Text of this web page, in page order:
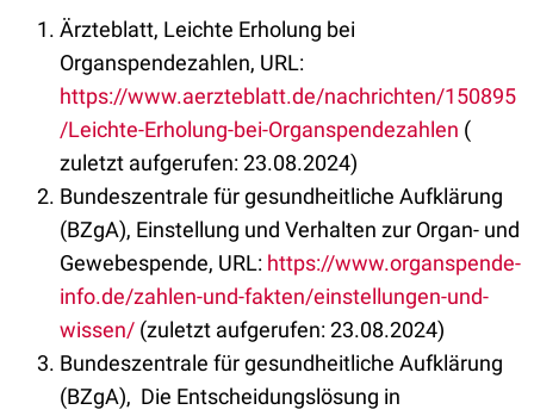
Ärzteblatt, Leichte Erholung bei
Organspendezahlen, URL:
https://www.aerzteblatt.de/nachrichten/150895
/Leichte-Erholung-bei-Organspendezahlen (
zuletzt aufgerufen: 23.08.2024)
Bundeszentrale für gesundheitliche Aufklärung
(BZgA), Einstellung und Verhalten zur Organ- und
Gewebespende, URL: https://www.organspende-
info.de/zahlen-und-fakten/einstellungen-und-
wissen/ (zuletzt aufgerufen: 23.08.2024)
Bundeszentrale für gesundheitliche Aufklärung
(BZgA), Die Entscheidungslösung in